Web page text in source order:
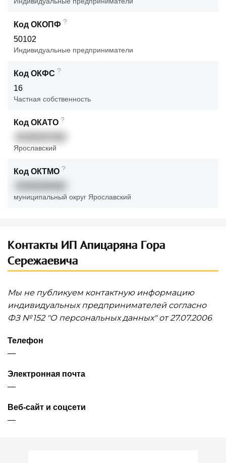
Код ОКОПФ ?
50102
Индивидуальные предприниматели
Код ОКФС ?
16
Частная собственность
Код ОКАТО ?
Ярославский
Код ОКТМО ?
муниципальный округ Ярославский
Контакты ИП Апицаряна Гора
Сережаевича
Мы не публикуем контактную информацию
индивидуальных предпринимателей согласно
ФЗ № 152 "О персональных данных" от 27.07.2006
Телефон
—
Электронная почта
—
Веб-сайт и соцсети
—